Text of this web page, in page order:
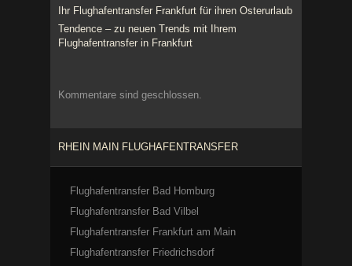
Ihr Flughafentransfer Frankfurt für ihren Osterurlaub
Tendence – zu neuen Trends mit Ihrem
Flughafentransfer in Frankfurt
Kommentare sind geschlossen.
RHEIN MAIN FLUGHAFENTRANSFER
Flughafentransfer Bad Homburg
Flughafentransfer Bad Vilbel
Flughafentransfer Frankfurt am Main
Flughafentransfer Friedrichsdorf